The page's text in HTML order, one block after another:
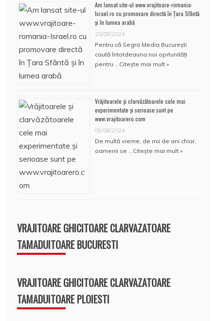
Am lansat site-ul www.vrajitoare-romania-
Israel.ro cu promovare directă în Țara Sfântă
și în lumea arabă
20/09/2024
Pentru că Segra Media București
caută întotdeauna noi oprtunități
pentru …Citește mai mult »
Vrăjitoarele și clarvăzătoarele cele mai
experimentate și serioase sunt pe
www.vrajitoarero.com
05/08/2024
De multă vreme, de mii de ani chiar,
oamenii se …Citește mai mult »
VRAJITOARE GHICITOARE CLARVAZATOARE
TAMADUITOARE BUCURESTI
VRAJITOARE GHICITOARE CLARVAZATOARE
TAMADUITOARE PLOIESTI